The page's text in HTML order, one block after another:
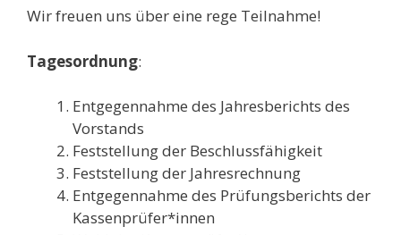
Wir freuen uns über eine rege Teilnahme!
Tagesordnung:
Entgegennahme des Jahresberichts des
Vorstands
Feststellung der Beschlussfähigkeit
Feststellung der Jahresrechnung
Entgegennahme des Prüfungsberichts der
Kassenprüfer*innen